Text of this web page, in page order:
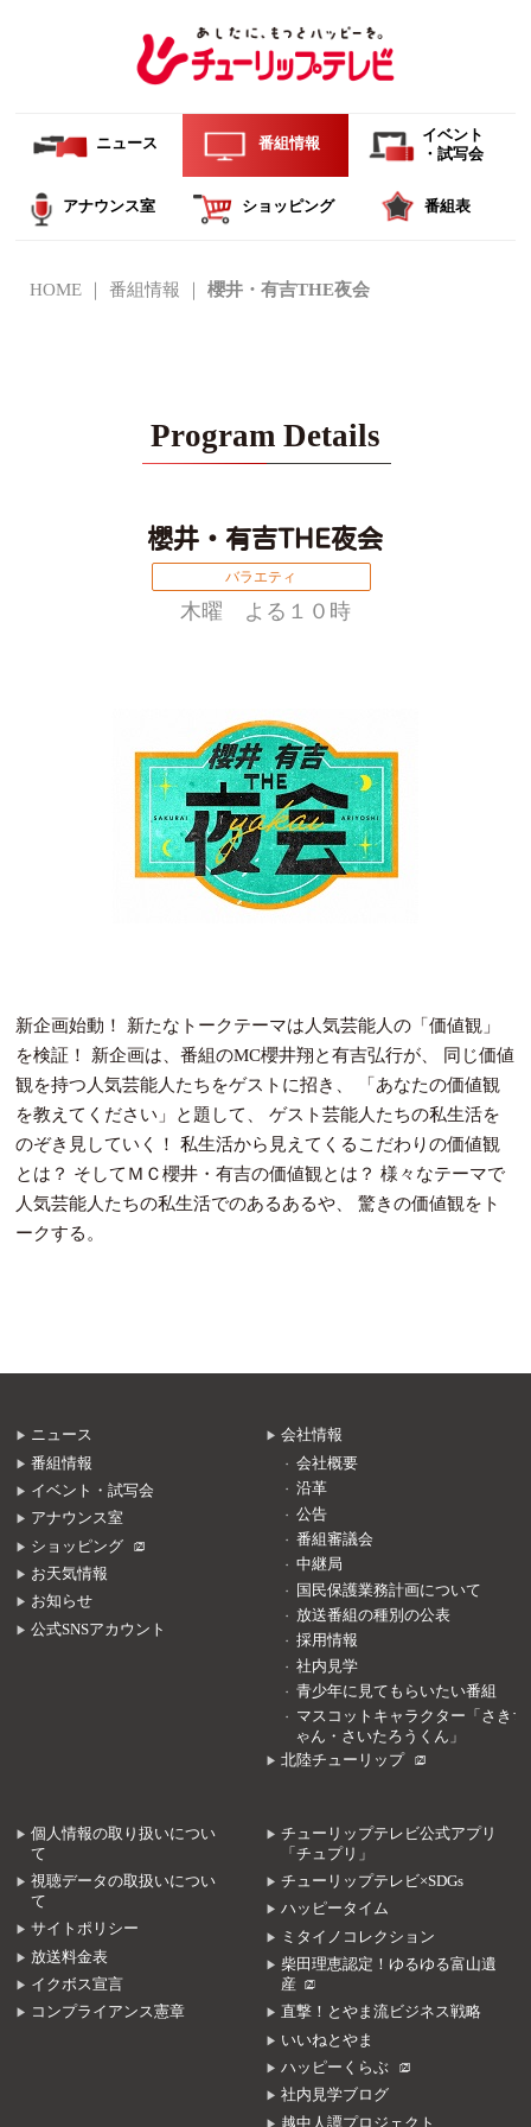
ニュース 番組情報
イベント
・試写会
アナウンス室 ショッピング 番組表
HOME 番組情報 櫻井・有吉THE夜会
Program Details
櫻井・有吉THE夜会
バラエティ
木曜 よる１０時
新企画始動！ 新たなトークテーマは人気芸能人の「価値観」
を検証！ 新企画は、番組のMC櫻井翔と有吉弘行が、 同じ価値
観を持つ人気芸能人たちをゲストに招き、 「あなたの価値観
を教えてください」と題して、 ゲスト芸能人たちの私生活を
のぞき見していく！ 私生活から見えてくるこだわりの価値観
とは？ そしてＭＣ櫻井・有吉の価値観とは？ 様々なテーマで
人気芸能人たちの私生活でのあるあるや、 驚きの価値観をト
ークする。
ニュース
番組情報
イベント・試写会
アナウンス室
ショッピング
お天気情報
お知らせ
公式SNSアカウント
会社情報
会社概要
沿革
公告
番組審議会
中継局
国民保護業務計画について
放送番組の種別の公表
採用情報
社内見学
青少年に見てもらいたい番組
マスコットキャラクター「さきち
ゃん・さいたろうくん」
北陸チューリップ
個人情報の取り扱いについ
て
視聴データの取扱いについ
て
サイトポリシー
放送料金表
イクボス宣言
コンプライアンス憲章
チューリップテレビ公式アプリ
「チュプリ」
チューリップテレビ×SDGs
ハッピータイム
ミタイノコレクション
柴田理恵認定！ゆるゆる富山遺
産
直撃！とやま流ビジネス戦略
いいねとやま
ハッピーくらぶ
社内見学ブログ
越中人譚プロジェクト